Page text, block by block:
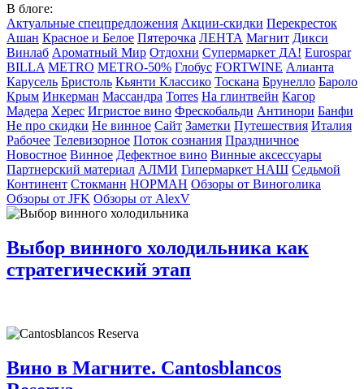
В блоге:
Актуальные спецпредложения Акции-скидки Перекресток
Ашан Красное и Белое Пятерочка ЛЕНТА Магнит Дикси
Винлаб Ароматный Мир Отдохни Супермаркет ДА! Eurospar
BILLA METRO METRO-50% Глобус FORTWINE Алианта
Карусель Бристоль Кьянти Классико Тоскана Брунелло Бароло
Крым Инкерман Массандра Torres На глинтвейн Кагор
Мадера Херес Игристое вино Фрескобальди Антинори Банфи
Не про скидки Не винное Сайт Заметки Путешествия Италия
Рабочее Телевизорное Поток сознания Праздничное
Новостное Винное Дефектное вино Винные аксессуары
Партнерский материал АЛМИ Гипермаркет НАШ Седьмой
Континент Стокманн НОРМАН Обзоры от Виноголика
Обзоры от JFK Обзоры от AlexV
Выбор винного холодильника как
стратегический этап
Вино в Магните. Cantosblancos